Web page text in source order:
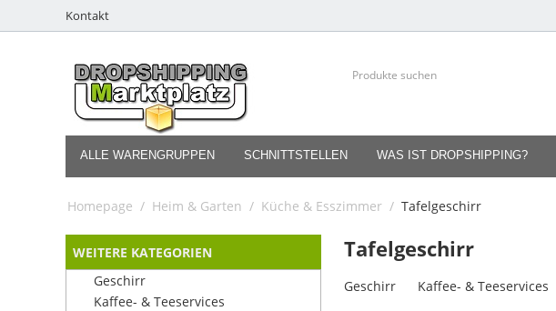
Kontakt
ALLE WARENGRUPPEN SCHNITTSTELLEN WAS IST DROPSHIPPING?
Homepage / Heim & Garten / Küche & Esszimmer / Tafelgeschirr
WEITERE KATEGORIEN
Geschirr
Kaffee- & Teeservices
Tafelgeschirr
Geschirr Kaffee- & Teeservices